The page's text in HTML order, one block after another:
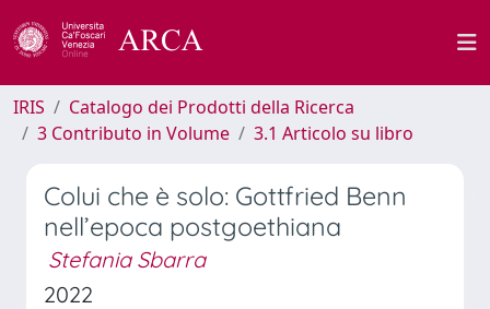
IRIS
Catalogo dei Prodotti della Ricerca
3 Contributo in Volume
3.1 Articolo su libro
Colui che è solo: Gottfried Benn
nell’epoca postgoethiana
Stefania Sbarra
2022